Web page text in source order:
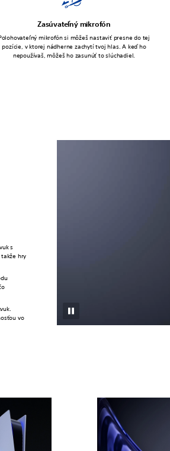
Zasúvateľný mikrofón
mikrofón si môžeš nastaviť presne do tej
pozície, v ktorej nádherne zachytí tvoj hlas. A keď ho
nepoužívaš, môžeš ho zasunúť to slúchadiel.
s
hry
vo